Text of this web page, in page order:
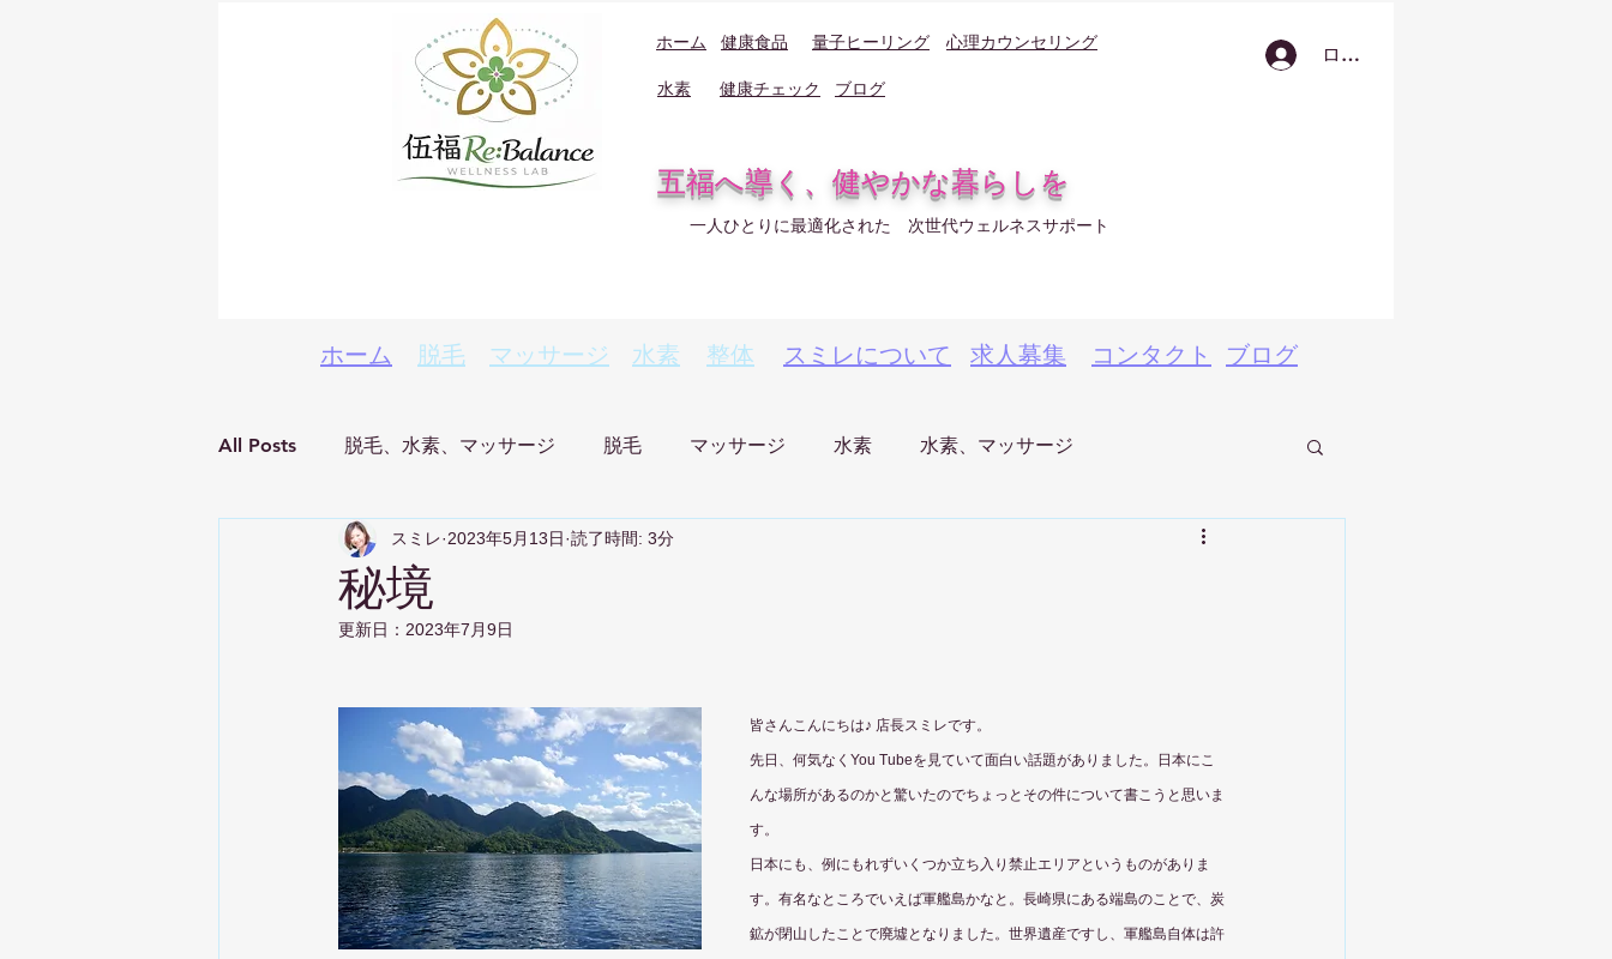
ホーム 健康食品 量子ヒーリング 心理カウンセリング
水素 健康チェック ブログ
五福へ導く、健やかな暮らしを
一人ひとりに最適化された 次世代ウェルネスサポート
ログイン
ホーム 脱毛 マッサージ 水素 整体 スミレについて 求人募集 コンタクト ブログ
All Posts 脱毛、水素、マッサージ 脱毛 マッサージ 水素 水素、マッサージ
秘境
スミレ 2023年5月13日 読了時間: 3分
更新日： 2023年7月9日
皆さんこんにちは♪ 店長スミレです。
先日、何気なくYou Tubeを見ていて面白い話題がありました。日本にこ
んな場所があるのかと驚いたのでちょっとその件について書こうと思いま
す。
日本にも、例にもれずいくつか立ち入り禁止エリアというものがありま
す。有名なところでいえば軍艦島かなと。長崎県にある端島のことで、炭
鉱が閉山したことで廃墟となりました。世界遺産ですし、軍艦島自体は許